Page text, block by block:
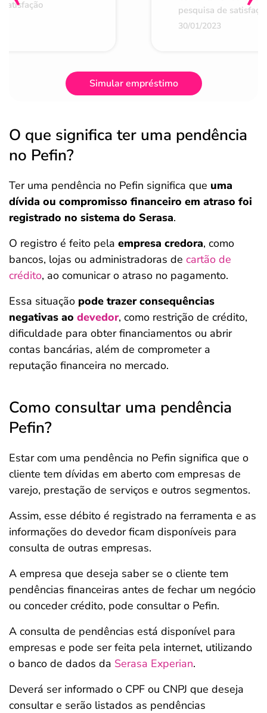
pesquisa de
30/01/2023
Simular empréstimo
O que significa ter uma pendência
no Pefin?
Ter uma pendência no Pefin significa que uma
dívida ou compromisso financeiro em atraso foi
registrado no sistema do Serasa.
O registro é feito pela empresa credora, como
bancos, lojas ou administradoras de cartão de
crédito, ao comunicar o atraso no pagamento.
Essa situação pode trazer consequências
negativas ao devedor, como restrição de crédito,
dificuldade para obter financiamentos ou abrir
contas bancárias, além de comprometer a
reputação financeira no mercado.
Como consultar uma pendência
Pefin?
Estar com uma pendência no Pefin significa que o
cliente tem dívidas em aberto com empresas de
varejo, prestação de serviços e outros segmentos.
Assim, esse débito é registrado na ferramenta e as
informações do devedor ficam disponíveis para
consulta de outras empresas.
A empresa que deseja saber se o cliente tem
pendências financeiras antes de fechar um negócio
ou conceder crédito, pode consultar o Pefin.
A consulta de pendências está disponível para
empresas e pode ser feita pela internet, utilizando
o banco de dados da Serasa Experian.
Deverá ser informado o CPF ou CNPJ que deseja
consultar e serão listados as pendências